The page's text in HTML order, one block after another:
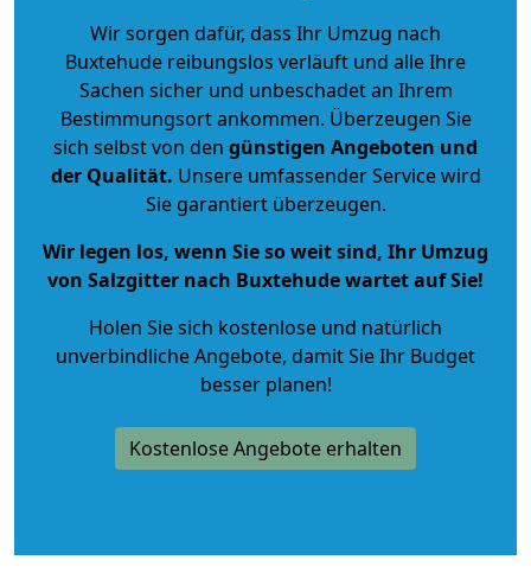
Wir sorgen dafür, dass Ihr Umzug nach
Buxtehude reibungslos verläuft und alle Ihre
Sachen sicher und unbeschadet an Ihrem
Bestimmungsort ankommen. Überzeugen Sie
sich selbst von den günstigen Angeboten und
der Qualität. Unsere umfassender Service wird
Sie garantiert überzeugen.
Wir legen los, wenn Sie so weit sind, Ihr Umzug
von Salzgitter nach Buxtehude wartet auf Sie!
Holen Sie sich kostenlose und natürlich
unverbindliche Angebote, damit Sie Ihr Budget
besser planen!
Kostenlose Angebote erhalten